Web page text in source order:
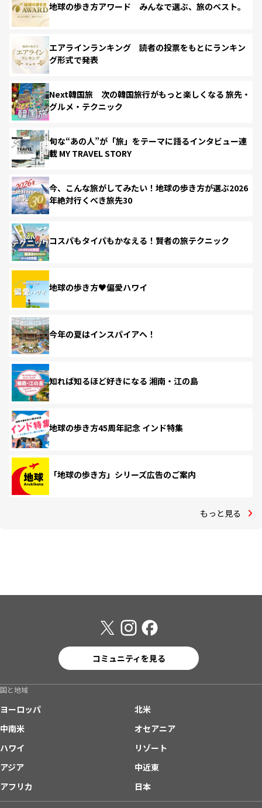
地球の歩き方アワード みんなで選ぶ、旅のベスト。
エアラインランキング 読者の投票をもとにランキン
グ形式で発表
Next韓国旅 次の韓国旅行がもっと楽しくなる 旅先・
グルメ・テクニック
旬な“あの人”が「旅」をテーマに語るインタビュー連
載 MY TRAVEL STORY
今、こんな旅がしてみたい！地球の歩き方が選ぶ2026
年絶対行くべき旅先30
コスパもタイパもかなえる！賢者の旅テクニック
地球の歩き方♥偏愛ハワイ
今年の夏はインスパイアへ！
知れば知るほど好きになる 湘南・江の島
地球の歩き方45周年記念 インド特集
「地球の歩き方」シリーズ広告のご案内
もっと見る
コミュニティを見る
国と地域
ヨーロッパ
北米
中南米
オセアニア
ハワイ
リゾート
アジア
中近東
アフリカ
日本